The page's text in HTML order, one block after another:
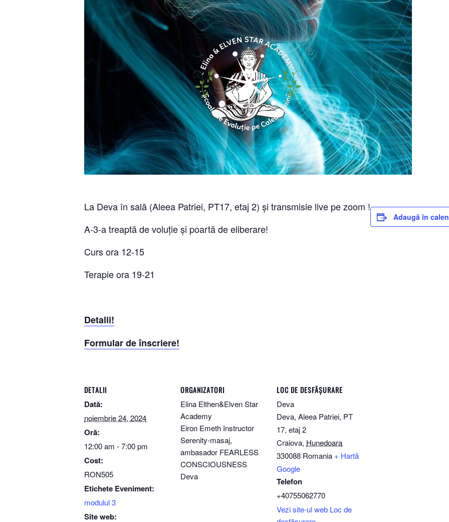
La Deva în sală (Aleea Patriei, PT17, etaj 2) și transmisie live pe zoom !
A-3-a treaptă de voluție și poartă de eliberare!
Curs ora 12-15
Terapie ora 19-21
Detalii!
Formular de înscriere!
Adaugă în
DETALII
Dată:
noiembrie 24, 2024
Oră:
12:00 am - 7:00 pm
Cost:
RON505
Etichete Eveniment:
modulul 3
Site web:
ORGANIZATORI
Elina Elthen&Elven Star
Academy
Eiron Emeth Instructor
Serenity-masaj,
ambasador FEARLESS
CONSCIOUSNESS
Deva
LOC DE DESFĂȘURARE
Deva
Deva, Aleea Patriei, PT
17, etaj 2
Craiova, Hunedoara
330088 Romania + Hartă
Google
Telefon
+40755062770
Vezi site-ul web Loc de